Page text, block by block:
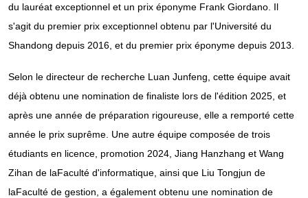
du lauréat exceptionnel et un prix éponyme Frank Giordano. Il
s'agit du premier prix exceptionnel obtenu par l'Université du
Shandong depuis 2016, et du premier prix éponyme depuis 2013.
Selon le directeur de recherche Luan Junfeng, cette équipe avait
déjà obtenu une nomination de finaliste lors de l'édition 2025, et
après une année de préparation rigoureuse, elle a remporté cette
année le prix suprême. Une autre équipe composée de trois
étudiants en licence, promotion 2024, Jiang Hanzhang et Wang
Zihan de laFaculté d'informatique, ainsi que Liu Tongjun de
laFaculté de gestion, a également obtenu une nomination de